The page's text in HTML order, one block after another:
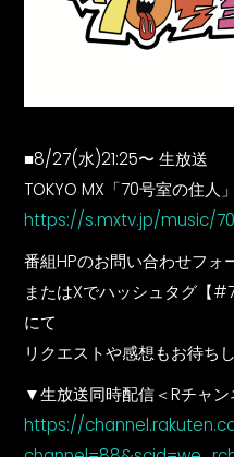
■8/27(水)21:25〜 生放送
TOKYO MX「70号室の住人
https://s.mxtv.jp/music/
番組HPのお問い合わせフォ
またはXでハッシュタグ【
にて
リクエストや感想もお待ち
▼生放送同時配信＜Rチャン
https://